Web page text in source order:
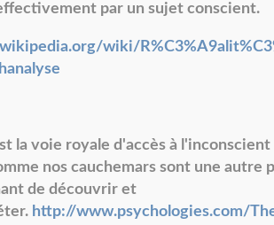
par un sujet conscient.
wiki/
la voie royale d'accès à
nos cauchemars sont une autre
de découvrir et
http://www.psychologies.com/